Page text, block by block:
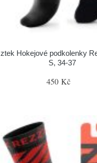
Hokejové podkolenky
S, 34-37
450 Kč